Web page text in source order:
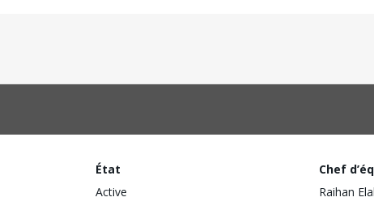
État
Active
Chef
Raihan